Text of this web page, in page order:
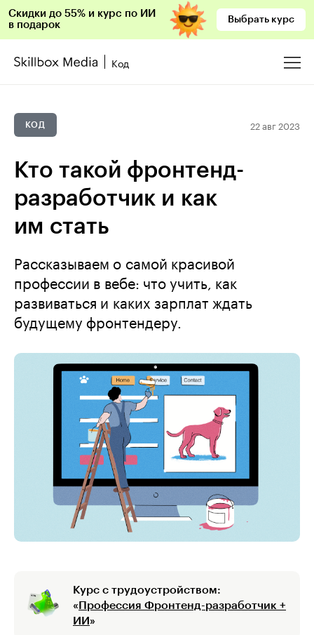
Скидки до 55% и курс по ИИ
в подарок
Выбрать курс
Код
КОД 22 авг 2023
Кто такой фронтенд-
разработчик и как
им стать
Рассказываем о самой красивой
профессии в вебе: что учить, как
развиваться и каких зарплат ждать
будущему фронтендеру.
Курс с трудоустройством:
« Профессия Фронтенд-разработчик +
ИИ »